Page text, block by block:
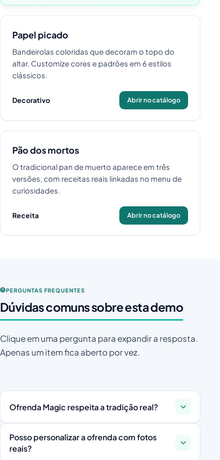
Papel picado
Bandeirolas coloridas que decoram o topo do
altar. Customize cores e padrões em 6 estilos
clássicos.
Decorativo Abrir no catálogo
Pão dos mortos
O tradicional pan de muerto aparece em três
versões, com receitas reais linkadas no menu de
curiosidades.
Receita Abrir no catálogo
PERGUNTAS FREQUENTES
Dúvidas comuns sobre esta demo
Clique em uma pergunta para expandir a resposta.
Apenas um item fica aberto por vez.
Ofrenda Magic respeita a tradição real?
consultores culturais e cada item carrega
explicação contextual no menu.
Posso personalizar a ofrenda com fotos
reais?